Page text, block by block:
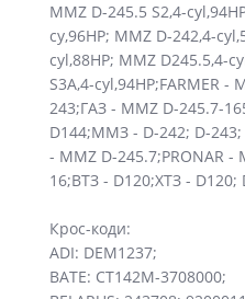
MMZ D-245.5 S2,4-
cy,96HP; MMZ D-242,4-
cyl,88HP; MMZ D245.5,4-
S3A,4-cyl,94HP;FARMER -
243;ГАЗ - MMZ D-245.7-
D144;ММЗ - D-242; D-
- MMZ D-245.7;PRONAR -
16;ВТЗ - D120;ХТЗ - D120;
Крос-коди:
ADI: DEM1237;
BATE: CT142M-3708000;